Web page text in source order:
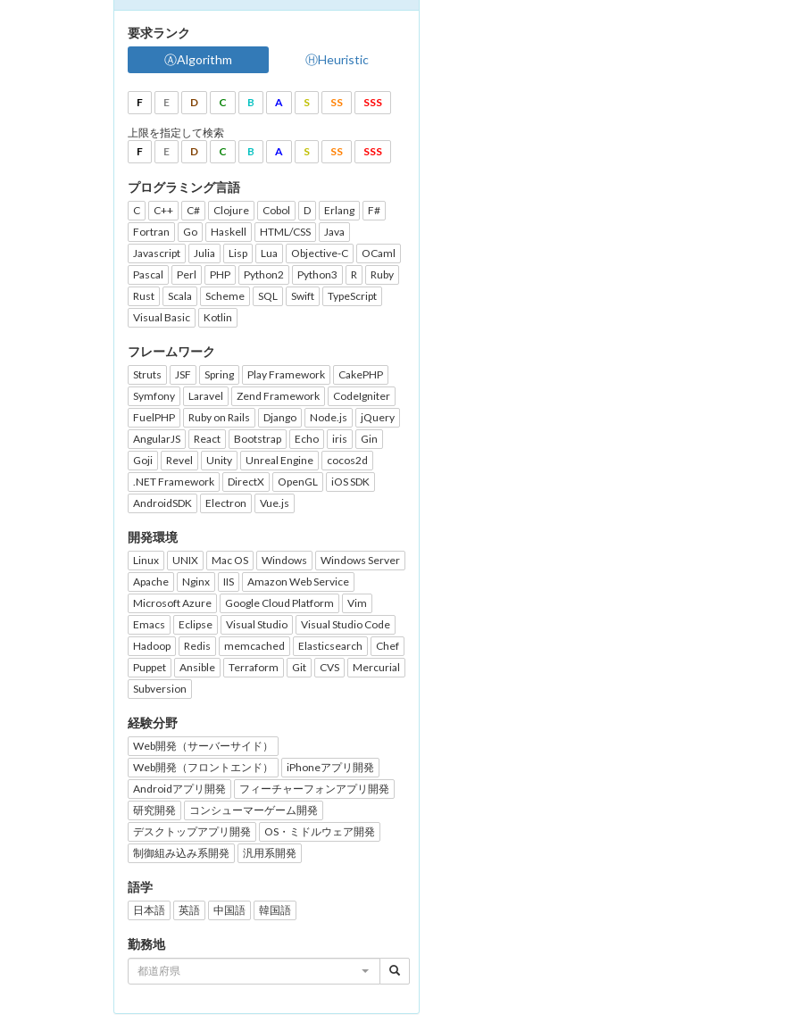
要求ランク
ⒶAlgorithm
ⒽHeuristic
F E D C B A S SS SSS
上限を指定して検索
F
E D C B A S SS SSS
プログラミング言語
C C++ C# Clojure Cobol D Erlang
F#
Fortran
Go Haskell HTML/CSS
Java
Javascript
Julia Lisp Lua Objective-C
OCaml
Pascal
Perl PHP Python2 Python3 R
Ruby
Rust
Scala Scheme SQL Swift
TypeScript
Visual Basic
Kotlin
フレームワーク
Struts JSF Spring Play Framework
CakePHP
Symfony
Laravel Zend Framework
CodeIgniter
FuelPHP
Ruby on Rails Django Node.js
jQuery
AngularJS
React Bootstrap Echo iris
Gin
Goji
Revel Unity Unreal Engine
cocos2d
.NET Framework
DirectX OpenGL
iOS SDK
AndroidSDK
Electron Vue.js
開発環境
Linux UNIX Mac OS Windows
Windows Server
Apache
Nginx IIS
Amazon Web Service
Microsoft Azure
Google Cloud Platform
Vim
Emacs
Eclipse Visual Studio
Visual Studio Code
Hadoop
Redis memcached Elasticsearch
Chef
Puppet
Ansible Terraform Git CVS
Mercurial
Subversion
経験分野
Web開発（サーバーサイド）
Web開発（フロントエンド）
iPhoneアプリ開発
Androidアプリ開発
フィーチャーフォンアプリ開発
研究開発
コンシューマーゲーム開発
デスクトップアプリ開発
OS・ミドルウェア開発
制御組み込み系開発
汎用系開発
語学
日本語 英語 中国語 韓国語
勤務地
都道府県